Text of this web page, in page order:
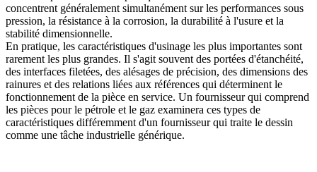
concentrent généralement simultanément sur les performances sous
pression, la résistance à la corrosion, la durabilité à l'usure et la
stabilité dimensionnelle.
En pratique, les caractéristiques d'usinage les plus importantes sont
rarement les plus grandes. Il s'agit souvent des portées d'étanchéité,
des interfaces filetées, des alésages de précision, des dimensions des
rainures et des relations liées aux références qui déterminent le
fonctionnement de la pièce en service. Un fournisseur qui comprend
les pièces pour le pétrole et le gaz examinera ces types de
caractéristiques différemment d'un fournisseur qui traite le dessin
comme une tâche industrielle générique.